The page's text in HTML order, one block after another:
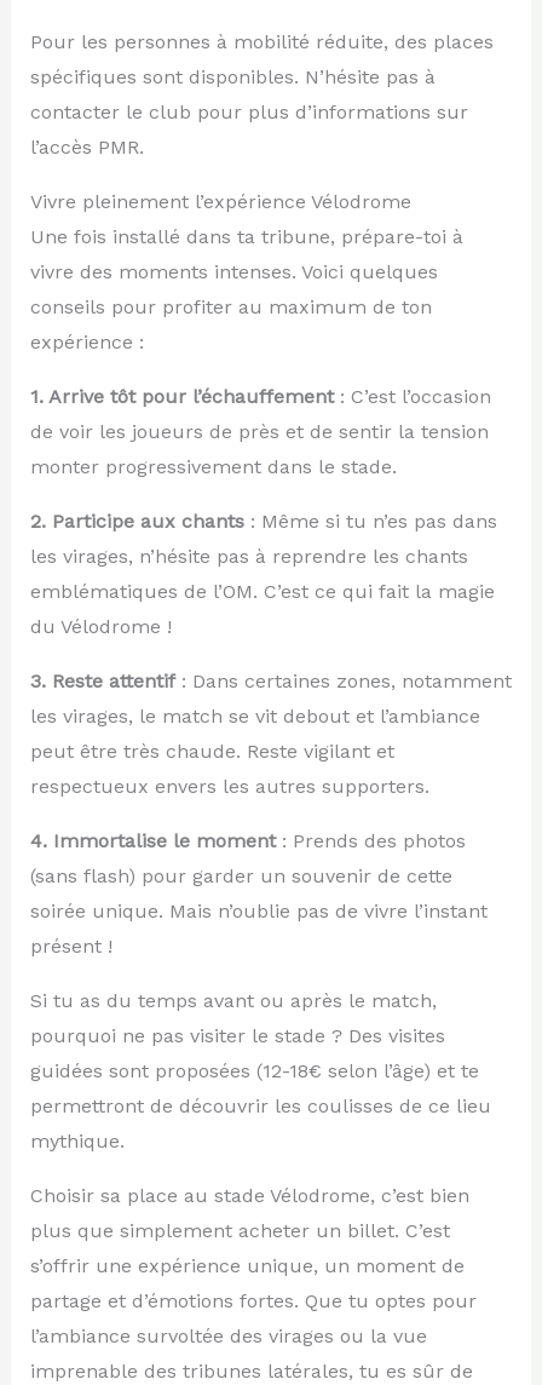
Pour les personnes à mobilité réduite, des places
spécifiques sont disponibles. N’hésite pas à
contacter le club pour plus d’informations sur
l’accès PMR.
Vivre pleinement l’expérience Vélodrome
Une fois installé dans ta tribune, prépare-toi à
vivre des moments intenses. Voici quelques
conseils pour profiter au maximum de ton
expérience :
1. Arrive tôt pour l’échauffement: C’est l’occasion
de voir les joueurs de près et de sentir la tension
monter progressivement dans le stade.
2. Participe aux chants: Même si tu n’es pas dans
les virages, n’hésite pas à reprendre les chants
emblématiques de l’OM. C’est ce qui fait la magie
du Vélodrome !
3. Reste attentif: Dans certaines zones, notamment
les virages, le match se vit debout et l’ambiance
peut être très chaude. Reste vigilant et
respectueux envers les autres supporters.
4. Immortalise le moment: Prends des photos
(sans flash) pour garder un souvenir de cette
soirée unique. Mais n’oublie pas de vivre l’instant
présent !
Si tu as du temps avant ou après le match,
pourquoi ne pas visiter le stade ? Des visites
guidées sont proposées (12-18€ selon l’âge) et te
permettront de découvrir les coulisses de ce lieu
mythique.
Choisir sa place au stade Vélodrome, c’est bien
plus que simplement acheter un billet. C’est
s’offrir une expérience unique, un moment de
partage et d’émotions fortes. Que tu optes pour
l’ambiance survoltée des virages ou la vue
imprenable des tribunes latérales, tu es sûr de